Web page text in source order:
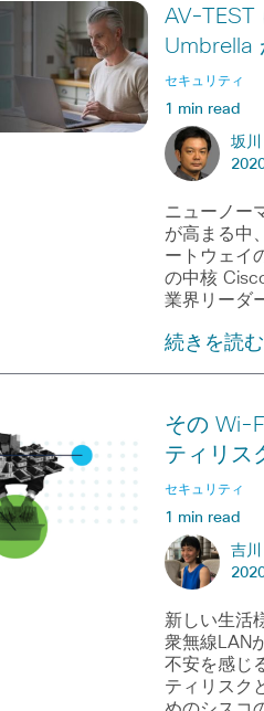
AV-TEST
Umbrella
セキュリティ
1 min read
坂
ニューノー
が高まる中
ートウェイ
の中核
業界リーダ
続きを読む
その Wi-
ティリス
セキュリティ
1 min read
吉
新しい生活
衆無線LAN
不安を感じ
ティリスク